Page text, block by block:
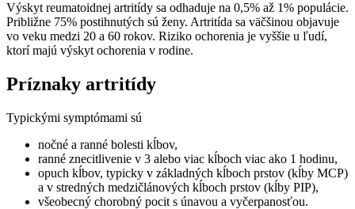
Výskyt reumatoidnej artritídy sa odhaduje na 0,5% až 1% populácie.
Približne 75% postihnutých sú ženy. Artritída sa väčšinou objavuje
vo veku medzi 20 a 60 rokov. Riziko ochorenia je vyššie u ľudí,
ktorí majú výskyt ochorenia v rodine.
Príznaky artritídy
Typickými symptómami sú
nočné a ranné bolesti kĺbov,
ranné znecitlivenie v 3 alebo viac kĺboch ​​viac ako 1 hodinu,
opuch kĺbov, typicky v základných kĺboch ​​prstov (kĺby MCP)
a v stredných medzičlánových kĺboch ​​prstov (kĺby PIP),
všeobecný chorobný pocit s únavou a vyčerpanosťou.